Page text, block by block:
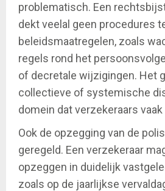
problematisch. Een
dekt veelal geen procedures
beleidsmaatregelen, zoals
regels rond het
of decretale wijzigingen. Het
collectieve of systemische
domein dat verzekeraars
Ook de opzegging van de
geregeld. Een verzekeraar
opzeggen in duidelijk
zoals op de jaarlijkse